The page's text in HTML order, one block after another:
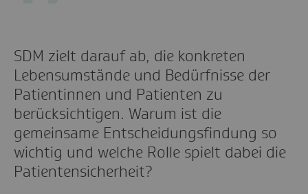
SDM zielt darauf ab, die konkreten
Lebensumstände und Bedürfnisse der
Patientinnen und Patienten zu
berücksichtigen. Warum ist die
gemeinsame Entscheidungsfindung so
wichtig und welche Rolle spielt dabei die
Patientensicherheit?